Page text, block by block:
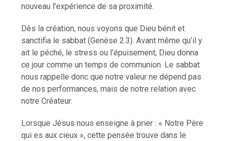
nouveau l’expérience de sa proximité.
Dès la création, nous voyons que Dieu bénit et
sanctifia le sabbat (Genèse 2.3). Avant même qu’il y
ait le péché, le stress ou l’épuisement, Dieu donna
ce jour comme un temps de communion. Le sabbat
nous rappelle donc que notre valeur ne dépend pas
de nos performances, mais de notre relation avec
notre Créateur.
Lorsque Jésus nous enseigne à prier : « Notre Père
qui es aux cieux », cette pensée trouve dans le